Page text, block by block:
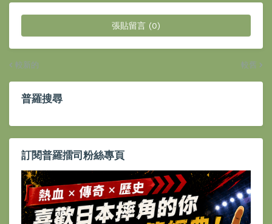
張貼留言 (0)
較新的 較舊
普羅搜尋
訂閱普羅擂司粉絲專頁